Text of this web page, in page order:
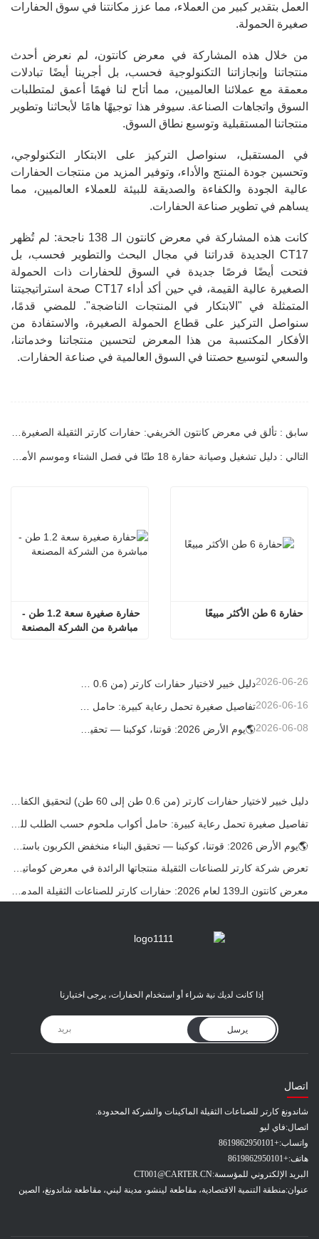
العمل بتقدير كبير من العملاء، مما عزز مكانتنا في سوق الحفارات
صغيرة الحمولة.
من خلال هذه المشاركة في معرض كانتون، لم نعرض أحدث
منتجاتنا وإنجازاتنا التكنولوجية فحسب، بل أجرينا أيضًا تبادلات
معمقة مع عملائنا العالميين، مما أتاح لنا فهمًا أعمق لمتطلبات
السوق واتجاهات الصناعة. سيوفر هذا توجيهًا هامًا لأبحاثنا وتطوير
منتجاتنا المستقبلية وتوسيع نطاق السوق.
في المستقبل، سنواصل التركيز على الابتكار التكنولوجي،
وتحسين جودة المنتج والأداء، وتوفير المزيد من منتجات الحفارات
عالية الجودة والكفاءة والصديقة للبيئة للعملاء العالميين، مما
يساهم في تطوير صناعة الحفارات.
كانت هذه المشاركة في معرض كانتون الـ 138 ناجحة: لم تُظهر
CT17 الجديدة قدراتنا في مجال البحث والتطوير فحسب، بل
فتحت أيضًا فرصًا جديدة في السوق للحفارات ذات الحمولة
الصغيرة عالية القيمة، في حين أكد أداء CT17 صحة استراتيجيتنا
المتمثلة في "الابتكار في المنتجات الناضجة". للمضي قدمًا،
سنواصل التركيز على قطاع الحمولة الصغيرة، والاستفادة من
الأفكار المكتسبة من هذا المعرض لتحسين منتجاتنا وخدماتنا،
والسعي لتوسيع حصتنا في السوق العالمية في صناعة الحفارات.
سابق : تألق في معرض كانتون الخريفي: حفارات كارتر الثقيلة الصغيرة تحظى بإشادة العملاء العالميين!
التالي : دليل تشغيل وصيانة حفارة 18 طنًا في فصل الشتاء وموسم الأمطار
مباشرة من الشركة المصنعة
حفارة 6 طن الأكثر مبيعًا
2026-06-26
2026-06-16
2026-06-08
دليل خبير لاختيار حفارات كارتر (من 0.6 طن إلى 60 طن) لتحقيق الكفاءة المثلى في موقع العمل
تعرض شركة كارتر للصناعات الثقيلة منتجاتها الرائدة في معرض كوماتيك الدولي 2026 في تركيا.
إذا كانت لديك نية شراء أو استخدام الحفارات، يرجى اختيارنا
يرسل
اتصال
شاندونغ كارتر للصناعات الثقيلة الماكينات والشركة المحدودة.
اتصال:فاي ليو
واتساب:+8619862950101
هاتف:+8619862950101
البريد الإلكتروني للمؤسسة:CT001@CARTER.CN
عنوان:منطقة التنمية الاقتصادية، مقاطعة لينشو، مدينة ليني، مقاطعة شاندونغ، الصين